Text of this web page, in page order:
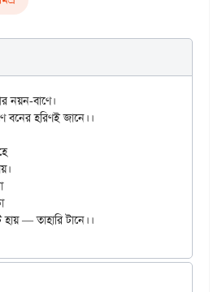
নয়ন-বাণে।
বনের হরিণই জানে।।